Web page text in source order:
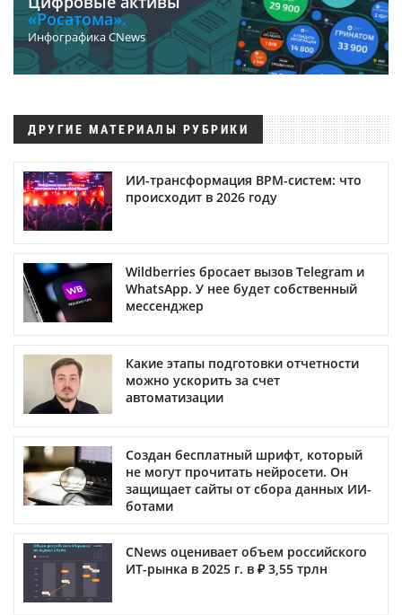
«Росатома».
Инфографика CNews
ДРУГИЕ МАТЕРИАЛЫ РУБРИКИ
ИИ-трансформация BPM-систем: что
происходит в 2026 году
Wildberries бросает вызов Telegram и
WhatsApp. У нее будет собственный
мессенджер
Какие этапы подготовки отчетности
можно ускорить за счет
автоматизации
Создан бесплатный шрифт, который
не могут прочитать нейросети. Он
защищает сайты от сбора данных ИИ-
ботами
CNews оценивает объем российского
ИТ-рынка в 2025 г. в ₽ 3,55 трлн